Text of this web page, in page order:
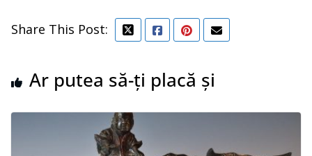
Share This Post:
Ar putea să-ți placă și